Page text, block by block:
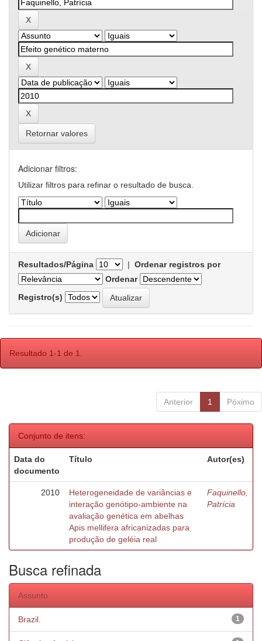
Retornar valores
Adicionar filtros:
Utilizar filtros para refinar o resultado de busca.
Resultados/Página | Ordenar registros por
Ordenar
Registro(s)
Resultado 1-1 de 1.
Anterior 1 Póximo
Conjunto de itens:
Data do
documento
Título Autor(es)
2010
Heterogeneidade de variâncias e
interação genótipo-ambiente na
avaliação genética em abelhas
Apis mellifera africanizadas para
produção de geléia real
Faquinello,
Patrícia
Busca refinada
Assunto
1
Brazil.